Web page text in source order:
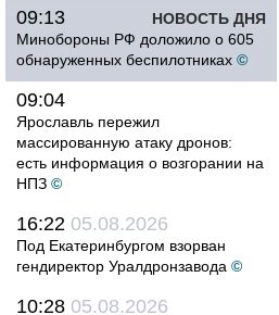
НОВОСТЬ ДНЯ
09:13
Минобороны РФ доложило о 605
обнаруженных беспилотниках ©
09:04
Ярославль пережил
массированную атаку дронов:
есть информация о возгорании на
НПЗ ©
16:22 05.08.2026
Под Екатеринбургом взорван
гендиректор Уралдронзавода ©
10:28 05.08.2026